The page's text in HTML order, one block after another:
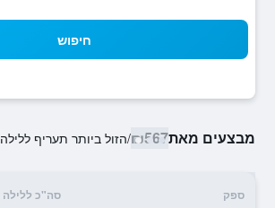
חיפוש
מבצעים מאת₪567
/הזול ביותר תעריף ללילה
ספק סה"כ ללילה